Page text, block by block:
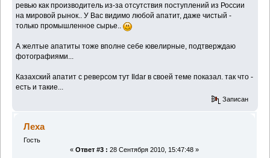
ревью как производитель из-за отсутствия поступлений из России
на мировой рынок.. У Вас видимо любой апатит, даже чистый -
только промышленное сырье..
А желтые апатиты тоже вполне себе ювелирные, подтверждаю
фотографиями...
Казахский апатит с реверсом тут Ildar в своей теме показал. так что -
есть и такие...
Записан
Леха
Гость
« Ответ #3 : 28 Сентября 2010, 15:47:48 »